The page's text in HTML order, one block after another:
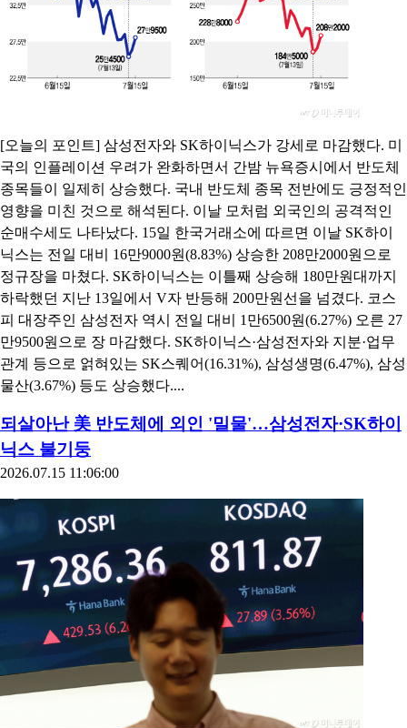
[오늘의 포인트] 삼성전자와 SK하이닉스가 강세로 마감했다. 미
국의 인플레이션 우려가 완화하면서 간밤 뉴욕증시에서 반도체
종목들이 일제히 상승했다. 국내 반도체 종목 전반에도 긍정적인
영향을 미친 것으로 해석된다. 이날 모처럼 외국인의 공격적인
순매수세도 나타났다. 15일 한국거래소에 따르면 이날 SK하이
닉스는 전일 대비 16만9000원(8.83%) 상승한 208만2000원으로
정규장을 마쳤다. SK하이닉스는 이틀째 상승해 180만원대까지
하락했던 지난 13일에서 V자 반등해 200만원선을 넘겼다. 코스
피 대장주인 삼성전자 역시 전일 대비 1만6500원(6.27%) 오른 27
만9500원으로 장 마감했다. SK하이닉스·삼성전자와 지분·업무
관계 등으로 얽혀있는 SK스퀘어(16.31%), 삼성생명(6.47%), 삼성
물산(3.67%) 등도 상승했다....
되살아난 美 반도체에 외인 '밀물'…삼성전자·SK하이
닉스 불기둥
2026.07.15 11:06:00